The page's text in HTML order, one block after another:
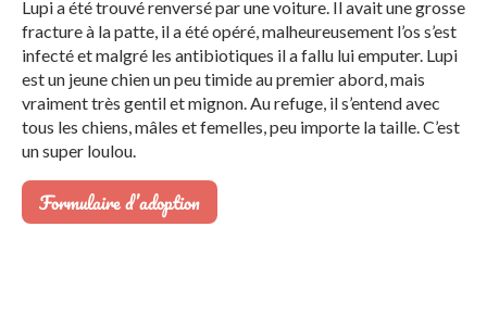
Lupi a été trouvé renversé par une voiture. Il avait une grosse
fracture à la patte, il a été opéré, malheureusement l’os s’est
infecté et malgré les antibiotiques il a fallu lui emputer. Lupi
est un jeune chien un peu timide au premier abord, mais
vraiment très gentil et mignon. Au refuge, il s’entend avec
tous les chiens, mâles et femelles, peu importe la taille. C’est
un super loulou.
Formulaire d’adoption